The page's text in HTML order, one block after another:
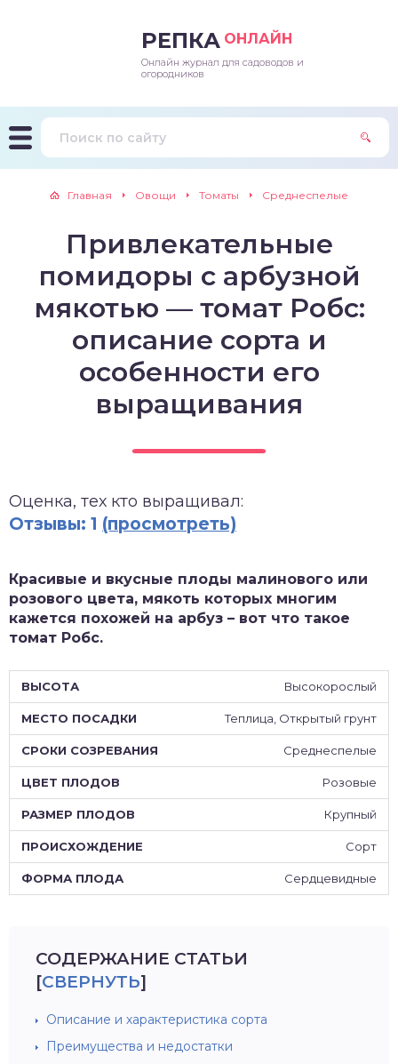
РЕПКА ОНЛАЙН
Онлайн журнал для садоводов и
огородников
Главная Овощи Томаты Среднеспелые
Привлекательные
помидоры с арбузной
мякотью — томат Робс:
описание сорта и
особенности его
выращивания
Оценка, тех кто выращивал:
Отзывы: 1 (просмотреть)
Красивые и вкусные плоды малинового или
розового цвета, мякоть которых многим
кажется похожей на арбуз – вот что такое
томат Робс.
Высокорослый
Теплица, Открытый грунт
Среднеспелые
Розовые
Крупный
Сорт
Сердцевидные
СОДЕРЖАНИЕ СТАТЬИ
[СВЕРНУТЬ]
Описание и характеристика сорта
Преимущества и недостатки
и подкормки